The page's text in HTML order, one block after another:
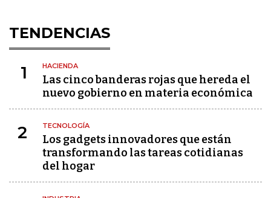
TENDENCIAS
1 HACIENDA
Las cinco banderas rojas que hereda el
nuevo gobierno en materia económica
2 TECNOLOGÍA
Los gadgets innovadores que están
transformando las tareas cotidianas
del hogar